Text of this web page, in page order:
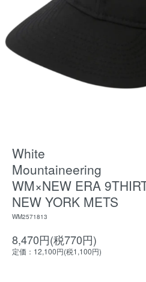
White
Mountaineering
WM×NEW ERA
NEW YORK METS
WM2571813
8,470円(税770円)
定価：12,100円(税1,100円)